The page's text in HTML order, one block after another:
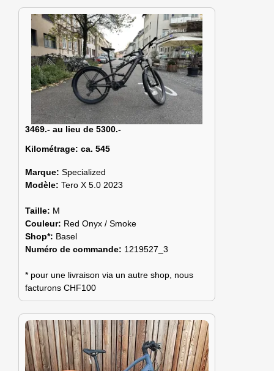
3469.- au lieu de 5300.-
Kilométrage: ca. 545
Marque: Specialized
Modèle: Tero X 5.0 2023
Taille: M
Couleur: Red Onyx / Smoke
Shop*: Basel
Numéro de commande: 1219527_3
* pour une livraison via un autre shop, nous
facturons CHF100